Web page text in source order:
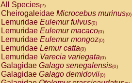
All Species(2)
Cheirogaleidae Microcebus murinus(0)
Lemuridae Eulemur fulvus(0)
Lemuridae Eulemur macaco(0)
Lemuridae Eulemur mongoz(0)
Lemuridae Lemur catta(0)
Lemuridae Varecia variegata(0)
Galagidae Galago senegalensis(0)
Galagidae Galago demidovii(0)